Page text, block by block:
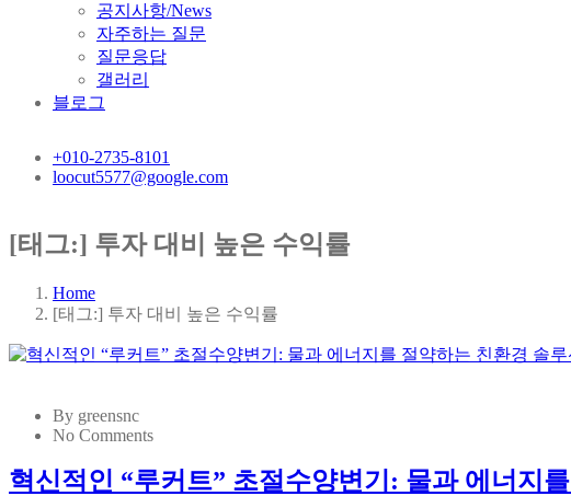
공지사항/News
자주하는 질문
질문응답
갤러리
블로그
+010-2735-8101
loocut5577@google.com
[태그:] 투자 대비 높은 수익률
Home
[태그:] 투자 대비 높은 수익률
By greensnc
No Comments
혁신적인 “루커트” 초절수양변기: 물과 에너지